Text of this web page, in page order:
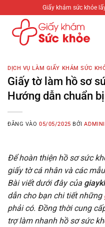
qua
Giấy khám sức khỏe
DỊCH VỤ LÀM GIẤY KHÁM SỨC
Giấy tờ làm hồ sơ
Hướng dẫn chuẩn
ĐĂNG VÀO05/05/2025 BỞI
Để hoàn thiện hồ sơ sức
giấy tờ cá nhân và các
Bài viết dưới đây của
dẫn cho bạn chi tiết những
phải có. Đồng thời cung
trợ làm nhanh hồ sơ sức